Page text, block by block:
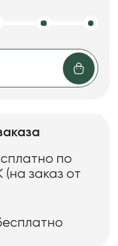
по
(на заказ от